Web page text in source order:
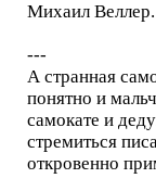
Михаил Веллер.
---
А странная
понятно и
самокате и
стремиться
откровенно